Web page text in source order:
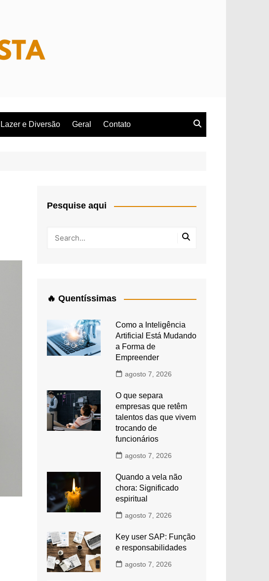
Lazer e Diversão Geral Contato
Pesquise aqui
🔥 Quentíssimas
Como a Inteligência
Artificial Está Mudando
a Forma de
Empreender
agosto 7, 2026
O que separa
empresas que retêm
talentos das que vivem
trocando de
funcionários
agosto 7, 2026
Quando a vela não
chora: Significado
espiritual
agosto 7, 2026
Key user SAP: Função
e responsabilidades
agosto 7, 2026